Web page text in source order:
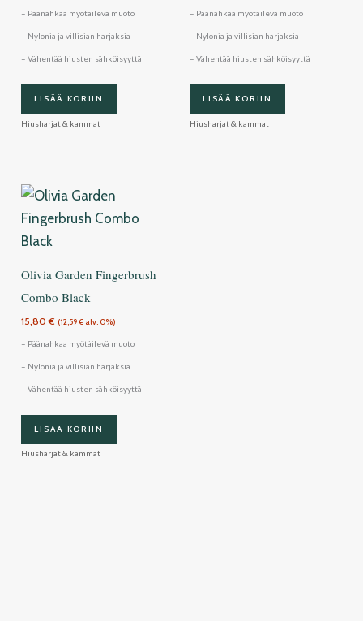
– Päänahkaa myötäilevä muoto
– Nylonia ja villisian harjaksia
– Vähentää hiusten sähköisyyttä
LISÄÄ KORIIN
Hiusharjat & kammat
– Päänahkaa myötäilevä muoto
– Nylonia ja villisian harjaksia
– Vähentää hiusten sähköisyyttä
LISÄÄ KORIIN
Hiusharjat & kammat
Olivia Garden Fingerbrush
Combo Black
15,80€ (12,59€ alv. 0%)
– Päänahkaa myötäilevä muoto
– Nylonia ja villisian harjaksia
– Vähentää hiusten sähköisyyttä
LISÄÄ KORIIN
Hiusharjat & kammat